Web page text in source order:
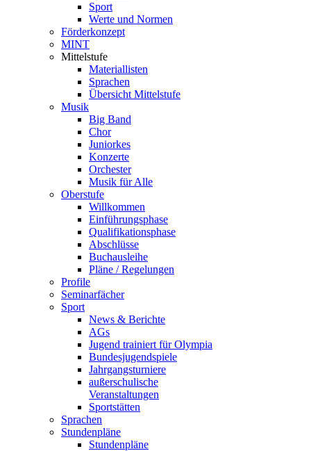
Sport
Werte und Normen
Förderkonzept
MINT
Mittelstufe
Materiallisten
Sprachen
Übersicht Mittelstufe
Musik
Big Band
Chor
Juniorkes
Konzerte
Orchester
Musik für Alle
Oberstufe
Willkommen
Einführungsphase
Qualifikationsphase
Abschlüsse
Buchausleihe
Pläne / Regelungen
Profile
Seminarfächer
Sport
News & Berichte
AGs
Jugend trainiert für Olympia
Bundesjugendspiele
Jahrgangsturniere
außerschulische
Veranstaltungen
Sportstätten
Sprachen
Stundenpläne
Stundenpläne